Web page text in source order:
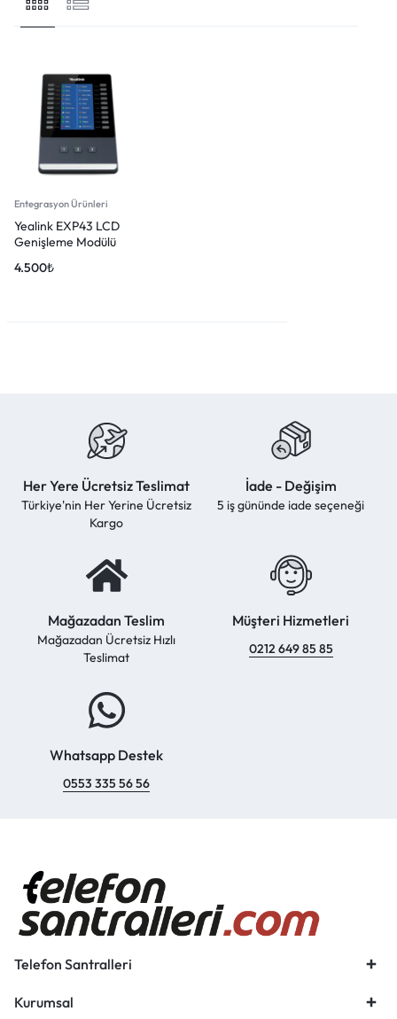
Entegrasyon Ürünleri
Yealink EXP43 LCD
Genişleme Modülü
4.500₺
Her Yere Ücretsiz Teslimat
Türkiye'nin Her Yerine Ücretsiz
Kargo
İade - Değişim
5 iş gününde iade seçeneği
Mağazadan Teslim
Mağazadan Ücretsiz Hızlı
Teslimat
Müşteri Hizmetleri
0212 649 85 85
Whatsapp Destek
0553 335 56 56
Telefon Santralleri
Kurumsal